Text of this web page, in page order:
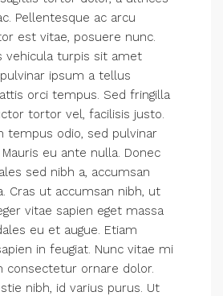
Pellentesque ac arcu
est vitae, posuere nunc.
vehicula turpis sit amet
ipsum a tellus
orci tempus. Sed fringilla
tortor vel, facilisis justo.
tempus odio, sed pulvinar
eu ante nulla. Donec
sed nibh a, accumsan
Cras ut accumsan nibh, ut
vitae sapien eget massa
eu et augue. Etiam
in feugiat. Nunc vitae mi
consectetur ornare dolor.
nibh, id varius purus. Ut